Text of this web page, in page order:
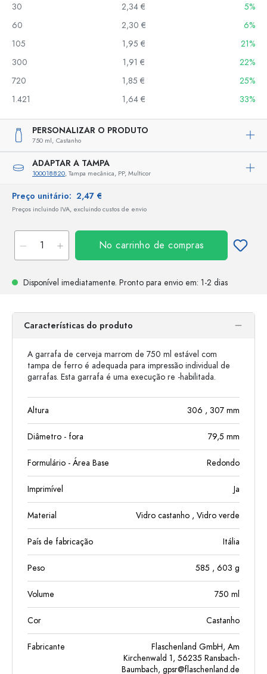
30
2,34 €
5%
60
2,30 €
6%
105
1,95 €
21%
300
1,91 €
22%
720
1,85 €
25%
1.421
1,64 € 33%
PERSONALIZAR O PRODUTO
750 ml, Castanho
ADAPTAR A TAMPA
100018820, Tampa mecânica, PP, Multicor
Preço unitário: 2,47 €
Preços incluindo IVA, excluindo custos de envio
No carrinho de compras
Disponível imediatamente. Pronto para envio em: 1-2 dias
Características do produto
A garrafa de cerveja marrom de 750 ml estável com
tampa de ferro é adequada para impressão individual de
garrafas. Esta garrafa é uma execução re -habilitada.
Altura 306 , 307 mm
Diâmetro - fora 79,5 mm
Formulário - Área Base Redondo
Imprimível Ja
Material Vidro castanho , Vidro verde
País de fabricação Itália
Peso 585 , 603 g
Volume 750 ml
Cor Castanho
Fabricante
Flaschenland GmbH, Am
Kirchenwald 1, 56235 Ransbach-
Baumbach, gpsr@flaschenland.de